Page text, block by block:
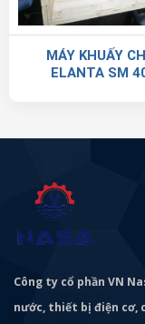
MÁY KHUẤY
ELANTA SM
Công ty cổ phần VN
nước, thiết bị điện cơ,